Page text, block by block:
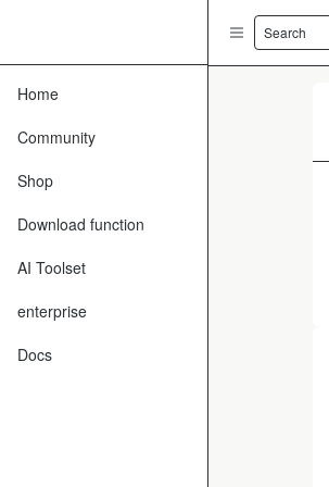
Home
Community
Shop
Download function
AI Toolset
enterprise
Docs
Search